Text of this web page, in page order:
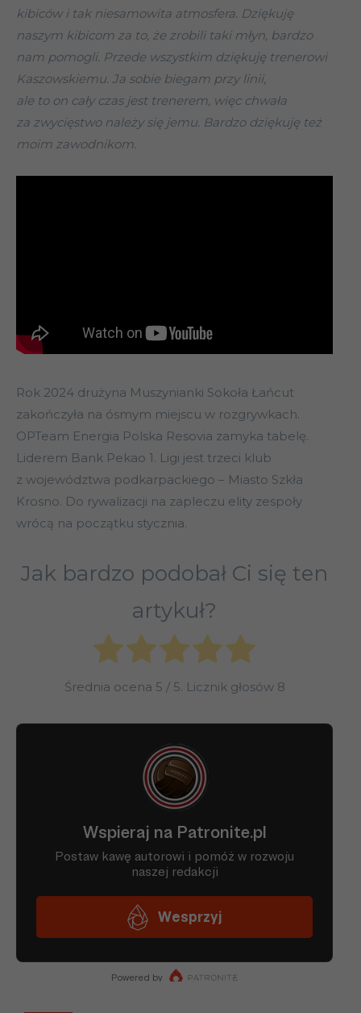
kibiców i tak niesamowita atmosfera. Dziękuję
naszym kibicom za to, że zrobili taki młyn, bardzo
nam pomogli. Przede wszystkim dziękuję trenerowi
Kaszowskiemu. Ja sobie biegam przy linii,
ale to on cały czas jest trenerem, więc chwała
za zwycięstwo należy się jemu. Bardzo dziękuję też
moim zawodnikom.
Rok 2024 drużyna Muszynianki Sokoła Łańcut
zakończyła na ósmym miejscu w rozgrywkach.
OPTeam Energia Polska Resovia zamyka tabelę.
Liderem Bank Pekao 1. Ligi jest trzeci klub
z województwa podkarpackiego – Miasto Szkła
Krosno. Do rywalizacji na zapleczu elity zespoły
wrócą na początku stycznia.
Jak bardzo podobał Ci się ten
artykuł?
Średnia ocena 5 / 5. Licznik głosów 8